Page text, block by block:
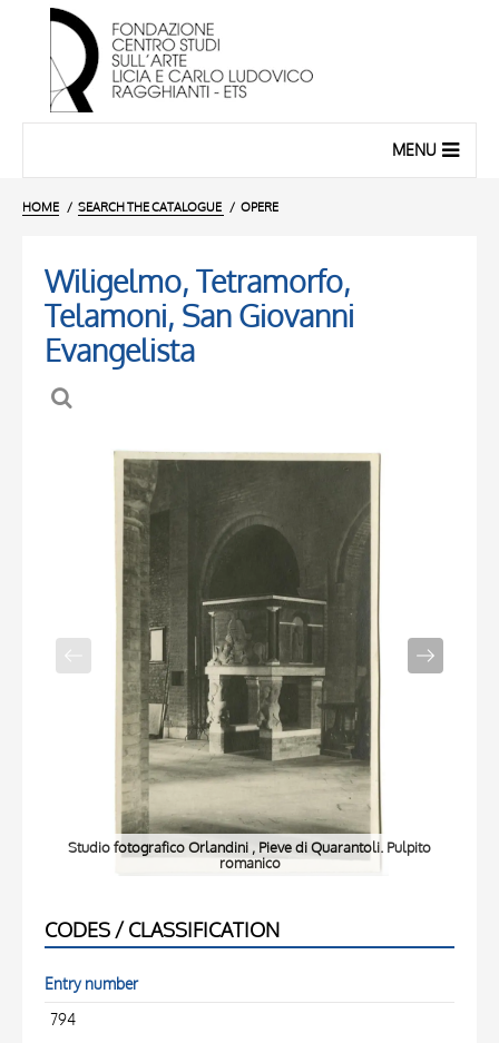
MENU
HOME SEARCH THE CATALOGUE OPERE
Wiligelmo, Tetramorfo,
Telamoni, San Giovanni
Evangelista
Studio fotografico Orlandini , Pieve di Quarantoli. Pulpito
romanico
CODES / CLASSIFICATION
Entry number
794